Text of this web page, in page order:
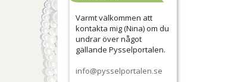
Varmt välkommen att
kontakta mig (Nina) om du
undrar över något
gällande Pysselportalen.
info@pysselportalen.se